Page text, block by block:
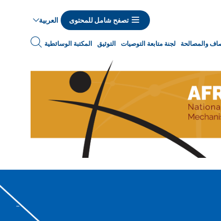
تصفح شامل للمحتوى العربية
والمصالحة لجنة متابعة التوصيات التوثيق المكتبة الوسائطية